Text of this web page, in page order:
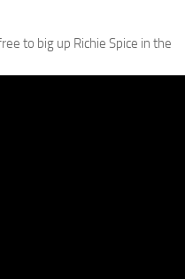
to big up Richie Spice in the